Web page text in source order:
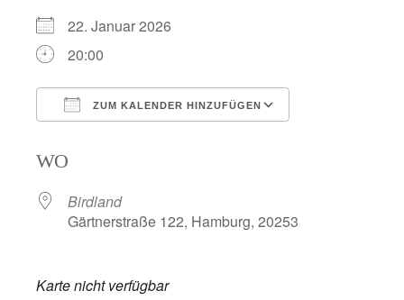
22. Januar 2026
20:00
ZUM KALENDER HINZUFÜGEN
WO
Birdland
Gärtnerstraße 122, Hamburg, 20253
Karte nicht verfügbar